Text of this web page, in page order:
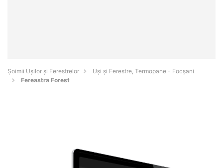
Șoimii Ușilor și Ferestrelor
Uși și Ferestre, Termopane - Focşani
Fereastra Forest